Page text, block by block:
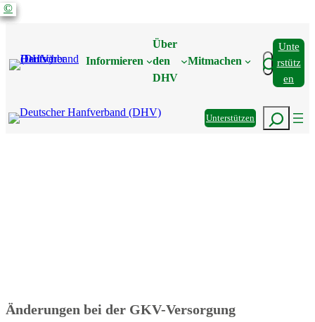
Informieren
Über
den
DHV
Mitmachen Suchen
Unte
Rstütz
En
UnterstützenSuchen
Änderungen bei der GKV-Versorgung
©
©
©
©